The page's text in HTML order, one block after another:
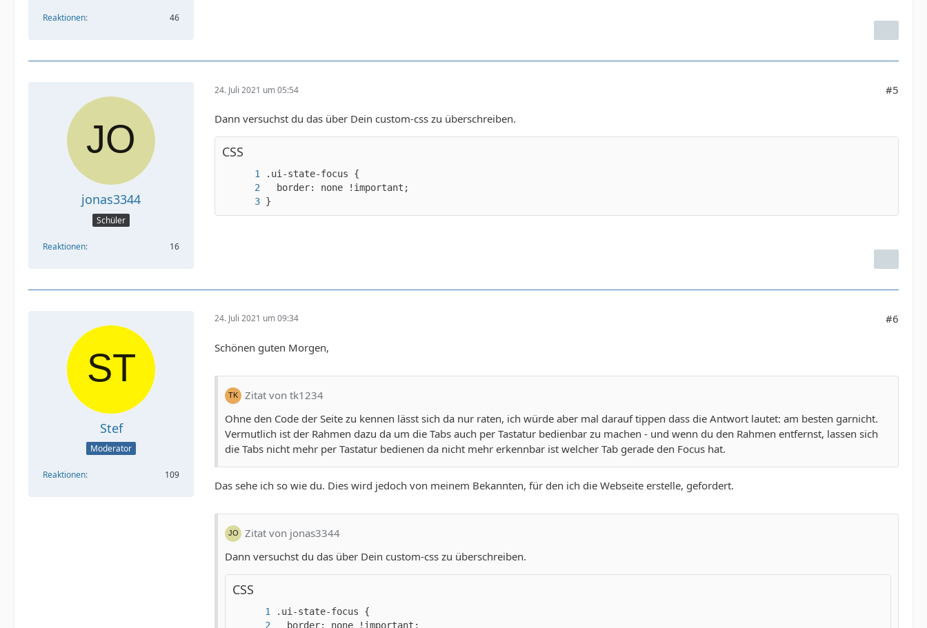
Reaktionen 46
jonas3344
Schüler
Reaktionen 16
24. Juli 2021 um 05:54 #5
Dann versuchst du das über Dein custom-css zu überschreiben.
CSS
}
Stef
Moderator
Reaktionen 109
24. Juli 2021 um 09:34 #6
Schönen guten Morgen,
Zitat von tk1234
Ohne den Code der Seite zu kennen lässt sich da nur raten, ich würde aber mal darauf tippen dass die Antwort lautet: am besten garnicht.
Vermutlich ist der Rahmen dazu da um die Tabs auch per Tastatur bedienbar zu machen - und wenn du den Rahmen entfernst, lassen sich
die Tabs nicht mehr per Tastatur bedienen da nicht mehr erkennbar ist welcher Tab gerade den Focus hat.
Das sehe ich so wie du. Dies wird jedoch von meinem Bekannten, für den ich die Webseite erstelle, gefordert.
Zitat von jonas3344
Dann versuchst du das über Dein custom-css zu überschreiben.
CSS